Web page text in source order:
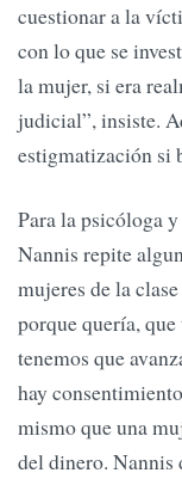
cuestionar a la
con lo que se
la mujer, si era
judicial”, insiste.
estigmatización si
Para la psicóloga
Nannis repite
mujeres de la
porque quería,
tenemos que
hay
mismo que una
del dinero. Nannis